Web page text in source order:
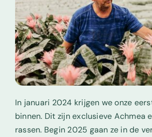
In januari 2024 krijgen we onze
binnen. Dit zijn exclusieve Achmea
rassen. Begin 2025 gaan ze in de